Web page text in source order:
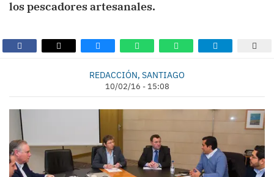
los pescadores artesanales.
REDACCIÓN, SANTIAGO
10/02/16 - 15:08